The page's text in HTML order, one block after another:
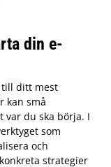
din e-
till ditt mest
kan små
var du ska börja. I
som
och
strategier